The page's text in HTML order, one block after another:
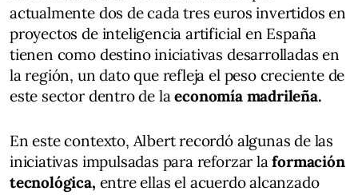
actualmente dos de cada tres euros invertidos en
proyectos de inteligencia artificial en España
tienen como destino iniciativas desarrolladas en
la región, un dato que refleja el peso creciente de
este sector dentro de la economía madrileña.
En este contexto, Albert recordó algunas de las
iniciativas impulsadas para reforzar laformación
tecnológica, entre ellas el acuerdo alcanzado